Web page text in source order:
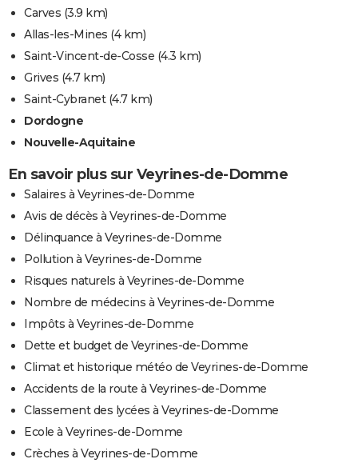
Carves (3.9 km)
Allas-les-Mines (4 km)
Saint-Vincent-de-Cosse (4.3 km)
Grives (4.7 km)
Saint-Cybranet(4.7 km)
Dordogne
Nouvelle-Aquitaine
En savoir plus sur Veyrines-de-Domme
Salaires à Veyrines-de-Domme
Avis de décès à Veyrines-de-Domme
Délinquance à Veyrines-de-Domme
Pollution à Veyrines-de-Domme
Risques naturels à Veyrines-de-Domme
Nombre de médecins à Veyrines-de-Domme
Impôts à Veyrines-de-Domme
Dette et budget de Veyrines-de-Domme
Climat et historique météo de Veyrines-de-Domme
Accidents de la route à Veyrines-de-Domme
Classement des lycées à Veyrines-de-Domme
Ecole à Veyrines-de-Domme
Crèches à Veyrines-de-Domme